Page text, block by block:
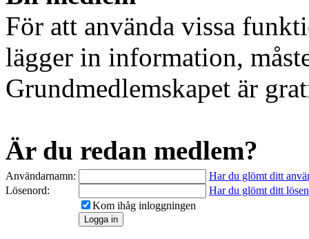
För att använda vissa
lägger in information,
Grundmedlemskapet är
Är du redan medlem?
Användarnamn:
Har du glömt ditt
Lösenord:
Har du glömt ditt
Kom ihåg inloggningen